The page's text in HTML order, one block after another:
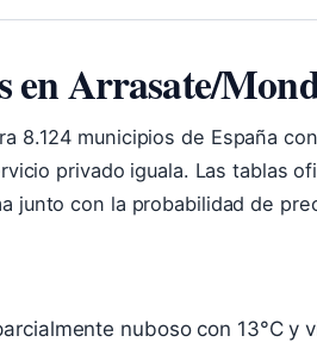
en Arrasate/
8.124 municipios de España
privado iguala. Las tablas
junto con la probabilidad de
nuboso con 13°C y